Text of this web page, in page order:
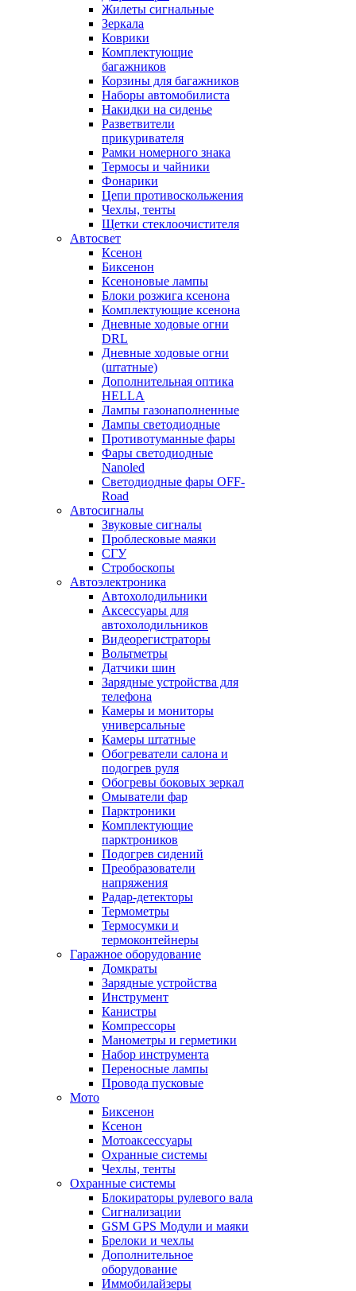
Жилеты сигнальные
Зеркала
Коврики
Комплектующие
багажников
Корзины для багажников
Наборы автомобилиста
Накидки на сиденье
Разветвители
прикуривателя
Рамки номерного знака
Термосы и чайники
Фонарики
Цепи противоскольжения
Чехлы, тенты
Щетки стеклоочистителя
Автосвет
Ксенон
Биксенон
Ксеноновые лампы
Блоки розжига ксенона
Комплектующие ксенона
Дневные ходовые огни
DRL
Дневные ходовые огни
(штатные)
Дополнительная оптика
HELLA
Лампы газонаполненные
Лампы светодиодные
Противотуманные фары
Фары светодиодные
Nanoled
Светодиодные фары OFF-
Road
Автосигналы
Звуковые сигналы
Проблесковые маяки
СГУ
Стробоскопы
Автоэлектроника
Автохолодильники
Аксессуары для
автохолодильников
Видеорегистраторы
Вольтметры
Датчики шин
Зарядные устройства для
телефона
Камеры и мониторы
универсальные
Камеры штатные
Обогреватели салона и
подогрев руля
Обогревы боковых зеркал
Омыватели фар
Парктроники
Комплектующие
парктроников
Подогрев сидений
Преобразователи
напряжения
Радар-детекторы
Термометры
Термосумки и
термоконтейнеры
Гаражное оборудование
Домкраты
Зарядные устройства
Инструмент
Канистры
Компрессоры
Манометры и герметики
Набор инструмента
Переносные лампы
Провода пусковые
Мото
Биксенон
Ксенон
Мотоаксессуары
Охранные системы
Чехлы, тенты
Охранные системы
Блокираторы рулевого вала
Сигнализации
GSM GPS Модули и маяки
Брелоки и чехлы
Дополнительное
оборудование
Иммобилайзеры